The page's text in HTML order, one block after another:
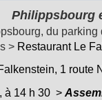
et
du
> Restaurant Le
1 route
à 14 h 30 >